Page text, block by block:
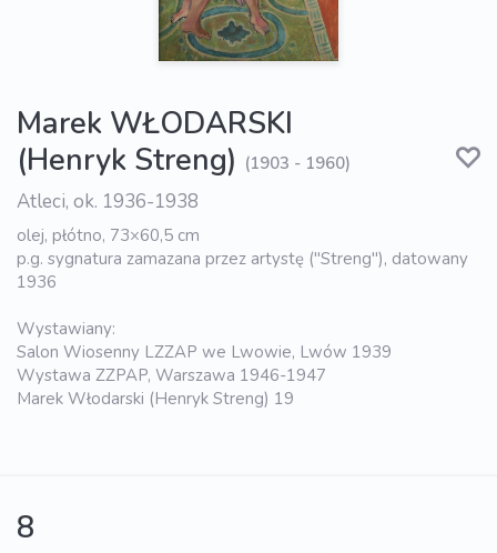
Marek WŁODARSKI
(Henryk Streng) (1903 - 1960)
Atleci, ok. 1936-1938
olej, płótno, 73×60,5 cm
p.g. sygnatura zamazana przez artystę ("Streng"), datowany
1936
Wystawiany:
Salon Wiosenny LZZAP we Lwowie, Lwów 1939
Wystawa ZZPAP, Warszawa 1946-1947
Marek Włodarski (Henryk Streng) 19
8